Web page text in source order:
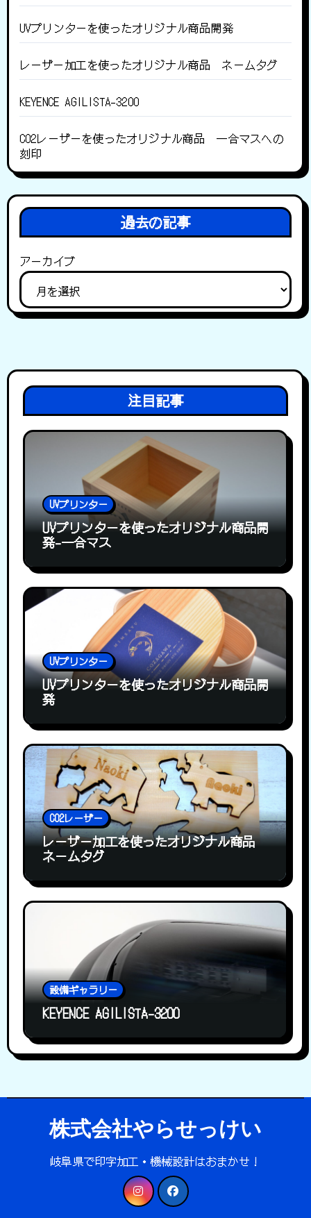
UVプリンターを使ったオリジナル商品開発
レーザー加工を使ったオリジナル商品 ネームタグ
KEYENCE AGILISTA-3200
CO2レーザーを使ったオリジナル商品 一合マスへの
刻印
過去の記事
アーカイブ
注目記事
UVプリンター
UVプリンターを使ったオリジナル商品開
発-一合マス
UVプリンター
UVプリンターを使ったオリジナル商品開
発
CO2レーザー
レーザー加工を使ったオリジナル商品
ネームタグ
設備ギャラリー
KEYENCE AGILISTA-3200
株式会社やらせっけい
岐阜県で印字加工・機械設計はおまかせ！